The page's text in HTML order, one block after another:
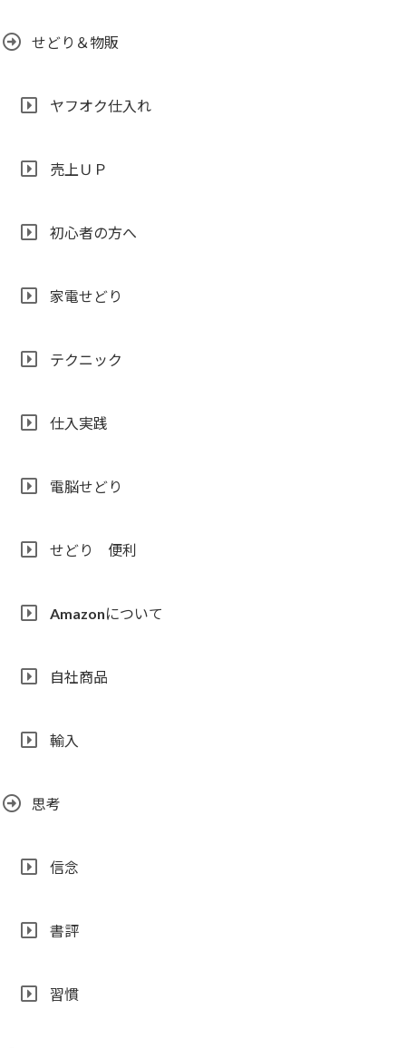
せどり＆物販
ヤフオク仕入れ
売上ＵＰ
初心者の方へ
家電せどり
テクニック
仕入実践
電脳せどり
せどり 便利
Amazonについて
自社商品
輸入
思考
信念
書評
習慣